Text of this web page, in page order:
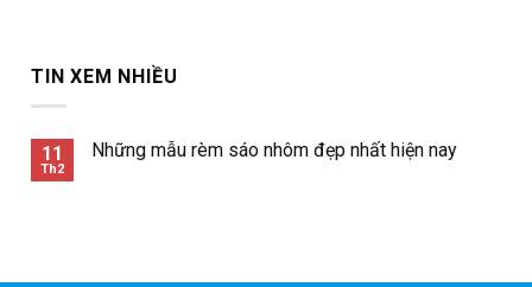
TIN XEM NHIỀU
11
Th2
Những mẫu rèm sáo nhôm đẹp nhất hiện nay